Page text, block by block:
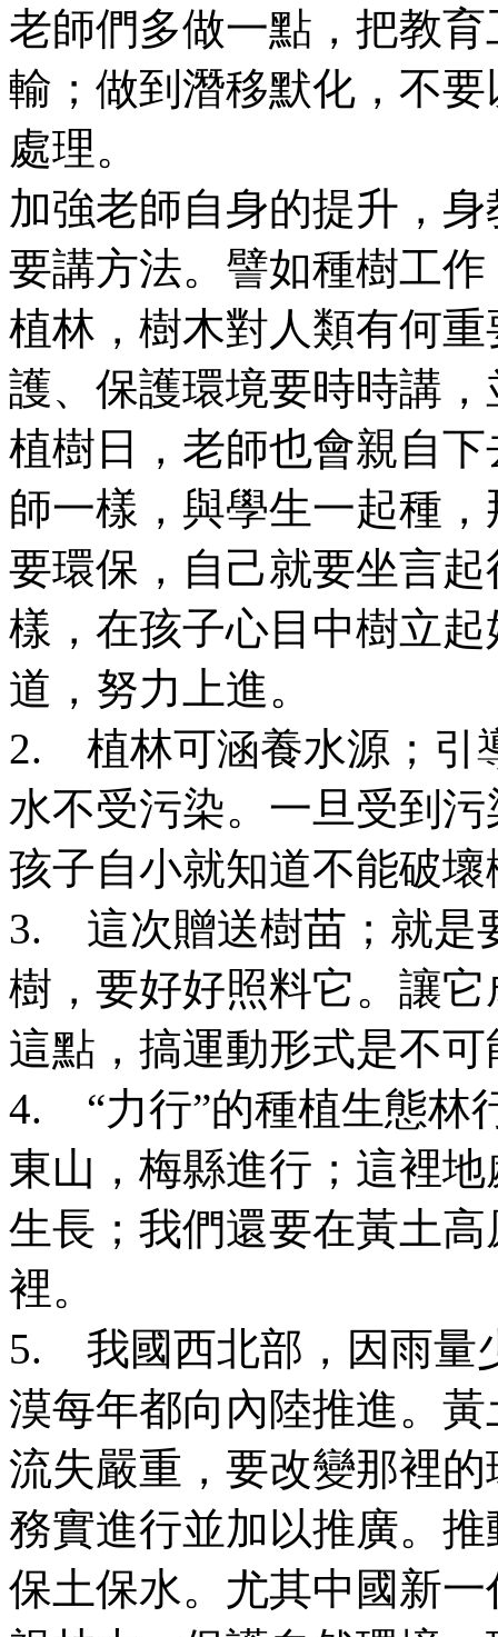
老師們多做一點，把教
輸；做到潛移默化，不
處理。
加強老師自身的提升，
要講方法。譬如種樹工
植林，樹木對人類有何
護、保護環境要時時講
植樹日，老師也會親自
師一樣，與學生一起種
要環保，自己就要坐言
樣，在孩子心目中樹立
道，努力上進。
2. 植林可涵養水源；引
水不受污染。一旦受到
孩子自小就知道不能破
3. 這次贈送樹苗；就是
樹，要好好照料它。讓
這點，搞運動形式是不
4. “力行”的種植生態林
東山，梅縣進行；這裡
生長；我們還要在黃土
裡。
5. 我國西北部，因雨量
漠每年都向內陸推進。
流失嚴重，要改變那裡
務實進行並加以推廣。
保土保水。尤其中國新